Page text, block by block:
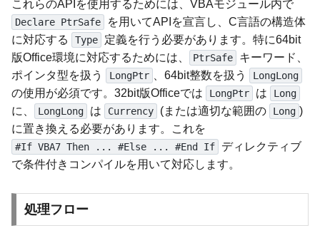
これらのAPIを使用するためには、VBAモジュール内で
Declare PtrSafe
を用いてAPIを宣言し、C言語の構造体
に対応する
Type
定義を行う必要があります。特に64bit
版Office環境に対応するためには、
PtrSafe
キーワード、
ポインタ型を扱う
LongPtr 、64bit整数を扱う LongLong
の使用が必須です。32bit版Officeでは LongPtr は Long
に、 LongLong は Currency (または適切な範囲の Long )
に置き換える必要があります。これを
#If VBA7 Then ... #Else ... #End If
ディレクティブ
で条件付きコンパイルを用いて対応します。
処理フロー